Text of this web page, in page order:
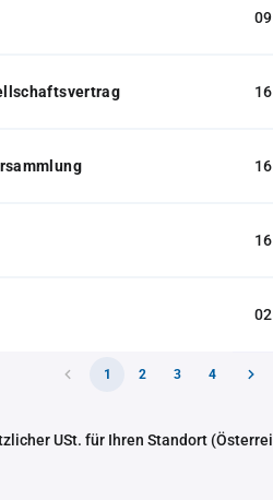
1 2 3 4
USt. für Ihren Standort